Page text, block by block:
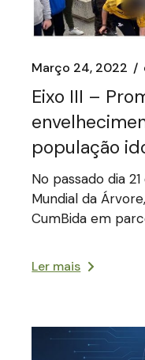
Março 24, 2022
Eixo III –
população
No passado dia
Mundial da
CumBida em
Ler mais